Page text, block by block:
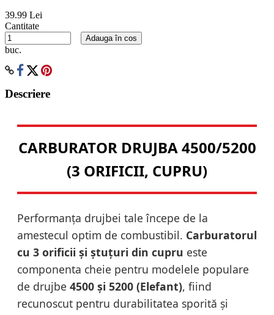
39.99 Lei
Cantitate
buc.
Adauga în cos
Descriere
CARBURATOR DRUJBA 4500/5200
(3 ORIFICII, CUPRU)
Performanța drujbei tale începe de la
amestecul optim de combustibil. Carburatorul
cu 3 orificii și ștuțuri din cupru este
componenta cheie pentru modelele populare
de drujbe 4500 și 5200 (Elefant), fiind
recunoscut pentru durabilitatea sporită și